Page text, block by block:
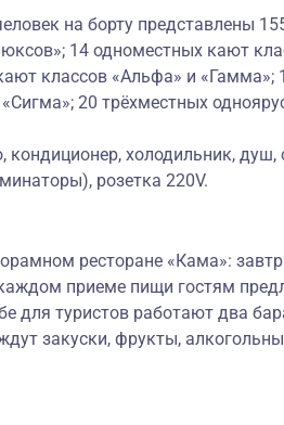
на борту представлены
14 одноместных кают
классов «Альфа» и «Гамма»;
20 трёхместных
холодильник, душ,
розетка 220V.
ресторане «Кама»:
приеме пищи гостям
для туристов работают два
закуски, фрукты,